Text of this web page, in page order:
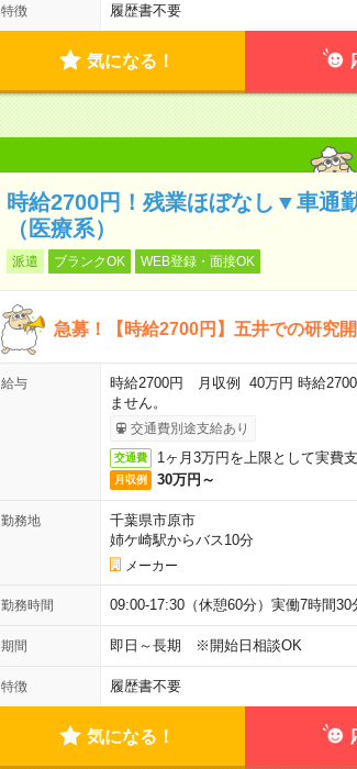
特徴 履歴書不要
気になる！
時給2700円！残業ほぼなし▼車通
（医療系）
派遣 ブランクOK WEB登録・面接OK
急募！【時給2700円】五井での研究開
給与
時給2700円 月収例 40万円 時給
ません。
交通費別途支給あり
交通費 1ヶ月3万円を上限として実費
月収例 30万円～
勤務地
千葉県市原市
姉ケ崎駅からバス10分
メーカー
勤務時間 09:00-17:30（休憩60分）実働7時間30
期間 即日～長期 ※開始日相談OK
特徴 履歴書不要
気になる！